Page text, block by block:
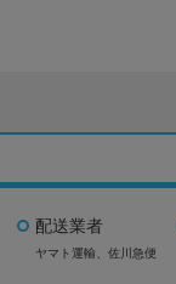
配送業者
ヤマト運輸、佐川急便